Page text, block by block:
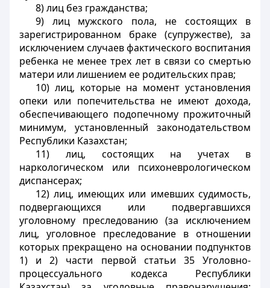
8) лиц без гражданства;
9) лиц мужского пола, не состоящих в
зарегистрированном браке (супружестве), за
исключением случаев фактического воспитания
ребенка не менее трех лет в связи со смертью
матери или лишением ее родительских прав;
10) лиц, которые на момент установления
опеки или попечительства не имеют дохода,
обеспечивающего подопечному прожиточный
минимум, установленный законодательством
Республики Казахстан;
11) лиц, состоящих на учетах в
наркологическом или психоневрологическом
диспансерах;
12) лиц, имеющих или имевших судимость,
подвергающихся или подвергавшихся
уголовному преследованию (за исключением
лиц, уголовное преследование в отношении
которых прекращено на основании подпунктов
1) и 2) части первой статьи 35 Уголовно-
процессуального кодекса Республики